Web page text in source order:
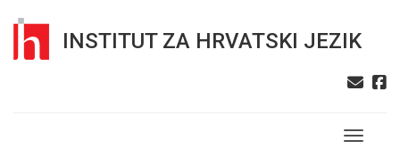
INSTITUT ZA HRVATSKI JEZIK
Toggle